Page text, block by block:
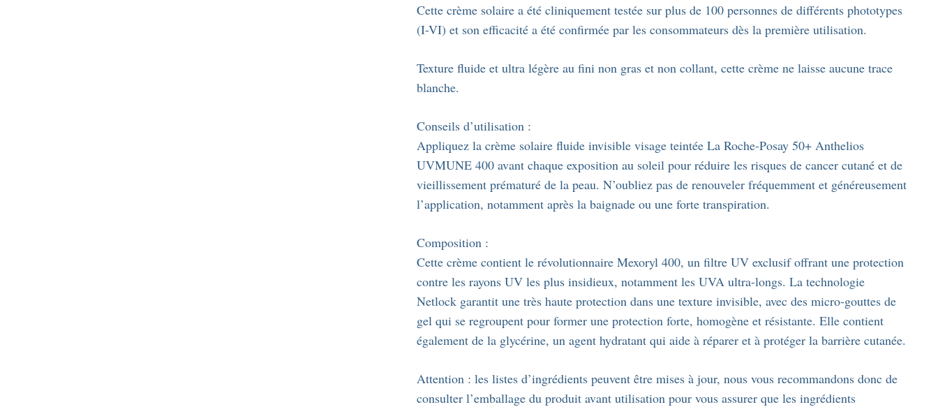
Cette crème solaire a été cliniquement testée sur plus de 100 personnes de différents phototypes
(I-VI) et son efficacité a été confirmée par les consommateurs dès la première utilisation.
Texture fluide et ultra légère au fini non gras et non collant, cette crème ne laisse aucune trace
blanche.
Conseils d’utilisation :
Appliquez la crème solaire fluide invisible visage teintée La Roche-Posay 50+ Anthelios
UVMUNE 400 avant chaque exposition au soleil pour réduire les risques de cancer cutané et de
vieillissement prématuré de la peau. N’oubliez pas de renouveler fréquemment et généreusement
l’application, notamment après la baignade ou une forte transpiration.
Composition :
Cette crème contient le révolutionnaire Mexoryl 400, un filtre UV exclusif offrant une protection
contre les rayons UV les plus insidieux, notamment les UVA ultra-longs. La technologie
Netlock garantit une très haute protection dans une texture invisible, avec des micro-gouttes de
gel qui se regroupent pour former une protection forte, homogène et résistante. Elle contient
également de la glycérine, un agent hydratant qui aide à réparer et à protéger la barrière cutanée.
Attention : les listes d’ingrédients peuvent être mises à jour, nous vous recommandons donc de
consulter l’emballage du produit avant utilisation pour vous assurer que les ingrédients